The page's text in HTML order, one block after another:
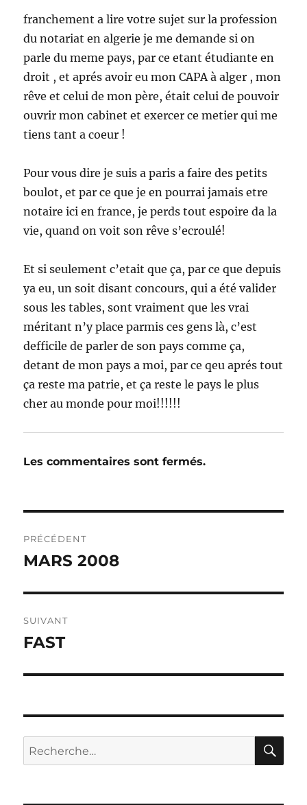
franchement a lire votre sujet sur la profession
du notariat en algerie je me demande si on
parle du meme pays, par ce etant étudiante en
droit , et aprés avoir eu mon CAPA à alger , mon
rêve et celui de mon père, était celui de pouvoir
ouvrir mon cabinet et exercer ce metier qui me
tiens tant a coeur !
Pour vous dire je suis a paris a faire des petits
boulot, et par ce que je en pourrai jamais etre
notaire ici en france, je perds tout espoire da la
vie, quand on voit son rêve s’ecroulé!
Et si seulement c’etait que ça, par ce que depuis
ya eu, un soit disant concours, qui a été valider
sous les tables, sont vraiment que les vrai
méritant n’y place parmis ces gens là, c’est
defficile de parler de son pays comme ça,
detant de mon pays a moi, par ce qeu aprés tout
ça reste ma patrie, et ça reste le pays le plus
cher au monde pour moi!!!!!!
Les commentaires sont fermés.
de
PRÉCÉDENT
Publication
MARS 2008
SUIVANT
Publication
FAST
Recherche
pour :